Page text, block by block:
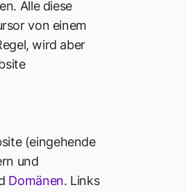
Alle diese
von einem
wird aber
(eingehende
und
Domänen. Links